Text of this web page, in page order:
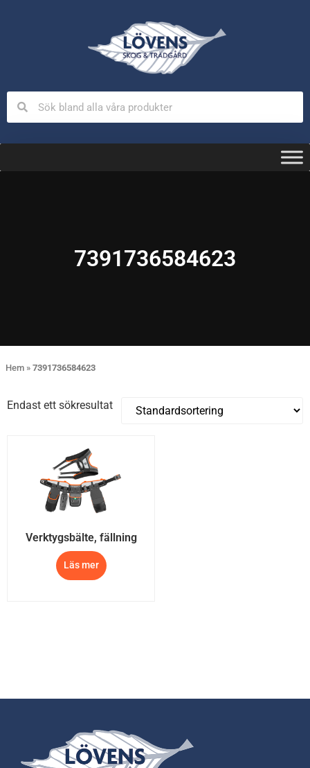
7391736584623
Hem » 7391736584623
Endast ett sökresultat
Verktygsbälte, fällning
Läs mer